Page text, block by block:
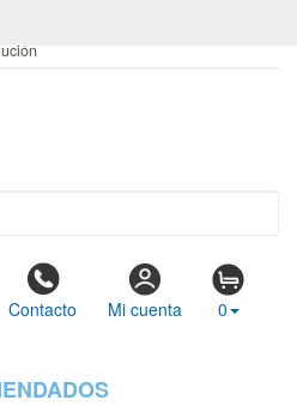
Contacto Mi cuenta 0